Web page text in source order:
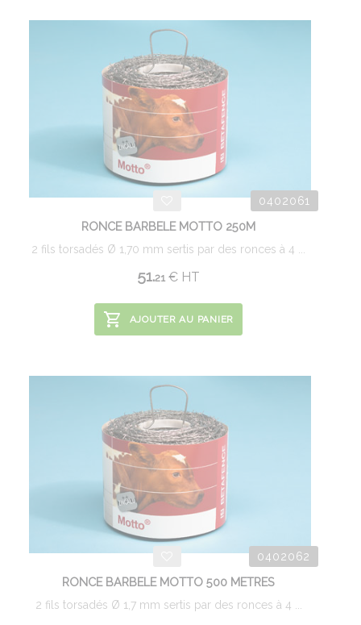
0402061
RONCE BARBELE MOTTO 250M
2 fils torsadés Ø 1,70 mm sertis par des ronces à 4 ...
51.21 € HT
AJOUTER AU PANIER
0402062
RONCE BARBELE MOTTO 500 METRES
2 fils torsadés Ø 1,7 mm sertis par des ronces à 4 ...